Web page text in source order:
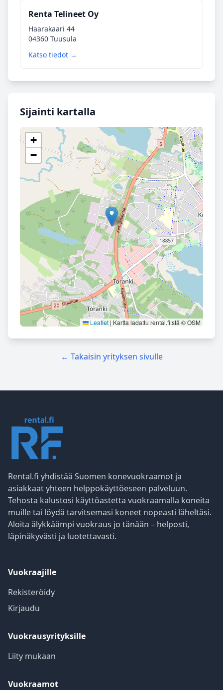
Renta Telineet Oy
Haarakaari 44
04360 Tuusula
Katso tiedot →
Sijainti kartalla
+
−
Leaflet | Kartta ladattu rental.fi:stä © OSM
← Takaisin yrityksen sivulle
Rental.fi yhdistää Suomen konevuokraamot ja
asiakkaat yhteen helppokäyttöeseen palveluun.
Tehosta kalustosi käyttöastetta vuokraamalla koneita
muille tai löydä tarvitsemasi koneet nopeasti läheltäsi.
Aloita älykkäämpi vuokraus jo tänään – helposti,
läpinäkyvästi ja luotettavasti.
Vuokraajille
Rekisteröidy
Kirjaudu
Vuokrausyrityksille
Liity mukaan
Vuokraamot